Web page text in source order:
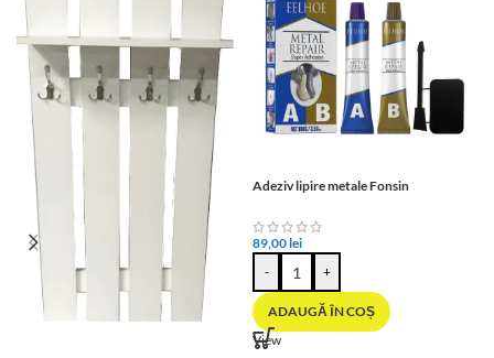
Adeziv lipire metale Fonsin
89,00lei
-
+
ADAUGĂ ÎN COȘ
View